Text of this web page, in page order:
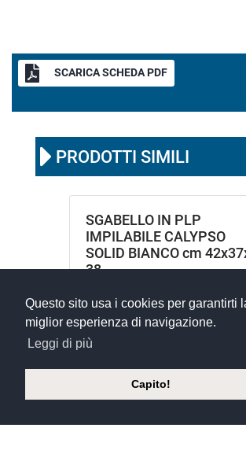
Questo sito usa i cookies per garantirti
miglior esperienza di navigazione.
Leggi di più
Capito!
SCARICA SCHEDA PDF
PRODOTTI SIMILI
SGABELLO IN PLP
IMPILABILE CALYPSO
SOLID BIANCO cm
38